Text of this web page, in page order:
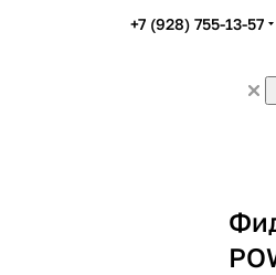
+7 (928) 755-13-57